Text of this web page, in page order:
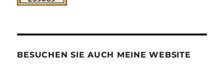
BESUCHEN SIE AUCH MEINE WEBSITE